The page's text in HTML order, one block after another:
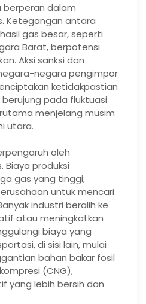
berperan dalam
Ketegangan antara
gas besar, seperti
Barat, berpotensi
Aksi sanksi dan
negara pengimpor
ketidakpastian
berujung pada fluktuasi
menjelang musim
utara.
oleh
Biaya produksi
gas yang tinggi,
untuk mencari
industri beralih ke
atau meningkatkan
biaya yang
di sisi lain, mulai
bahan bakar fosil
(CNG),
yang lebih bersih dan